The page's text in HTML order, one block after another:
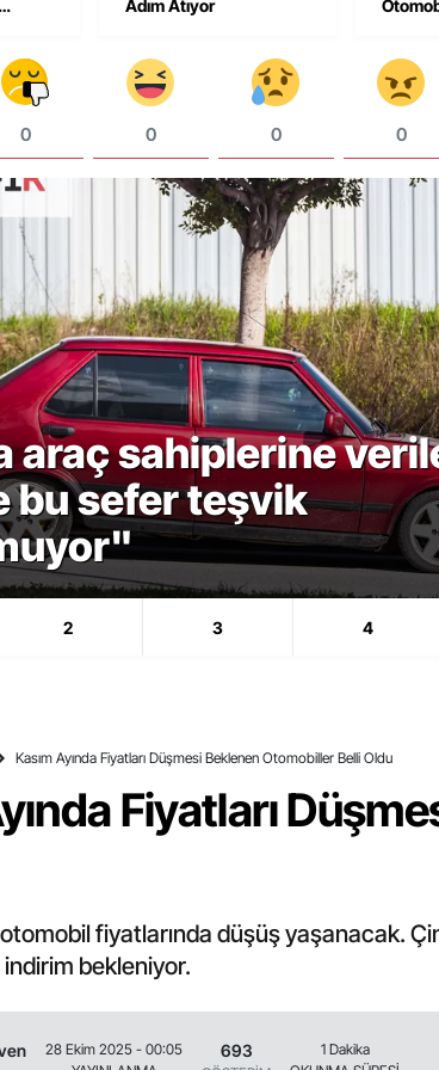
Adım Atıyor
Liradan
0 0 0 0
araç sahiplerine
bu sefer teşvik
2 3 4
Kasım Ayında Fiyatları Düşmesi Beklenen Otomobiller Belli Oldu
Fiyatları
fiyatlarında düşüş yaşanacak.
bekleniyor.
28 Ekim 2025 - 00:05
693
1 Dakika